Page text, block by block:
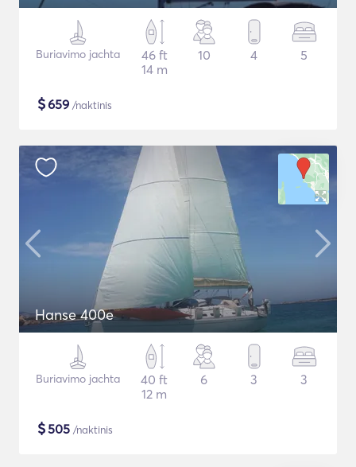
Buriavimo jachta
46 ft
14 m
10 4 5
$659 /naktinis
Hanse 400e
Buriavimo jachta
40 ft
12 m
6 3 3
$505 /naktinis